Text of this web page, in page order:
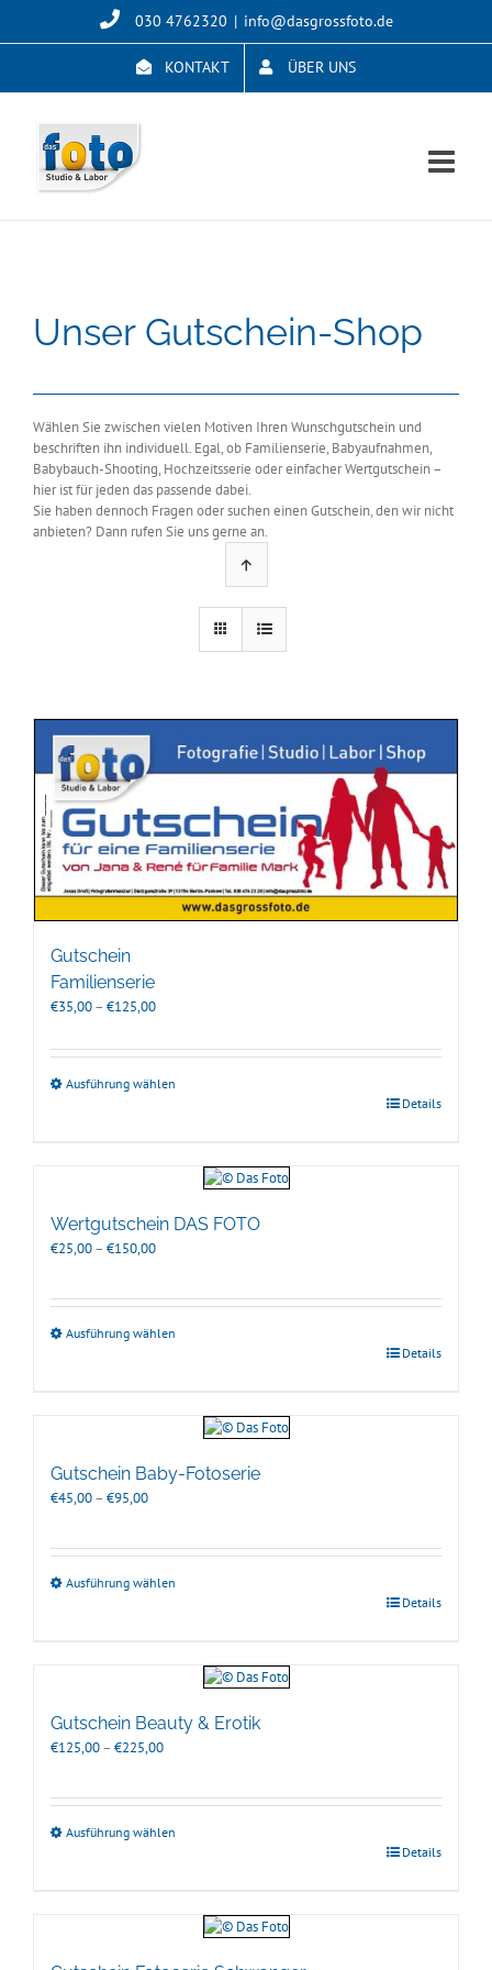
030 4762320 | info@dasgrossfoto.de
KONTAKT ÜBER UNS
Unser Gutschein-Shop
Wählen Sie zwischen vielen Motiven Ihren Wunschgutschein und
beschriften ihn individuell. Egal, ob Familienserie, Babyaufnahmen,
Babybauch-Shooting, Hochzeitsserie oder einfacher Wertgutschein –
hier ist für jeden das passende dabei.
Sie haben dennoch Fragen oder suchen einen Gutschein, den wir nicht
anbieten? Dann rufen Sie uns gerne an.
Gutschein
Familienserie
€35,00– €125,00Preisspanne:
bis
Ausführung wählen
Details
Wertgutschein DAS FOTO
€25,00– €150,00Preisspanne:
€150,00
Ausführung wählen
Details
Gutschein Baby-Fotoserie
€45,00– €95,00Preisspanne:
€95,00
Ausführung wählen
Details
Gutschein Beauty & Erotik
€125,00– €225,00Preisspanne:
€225,00
Ausführung wählen
Details